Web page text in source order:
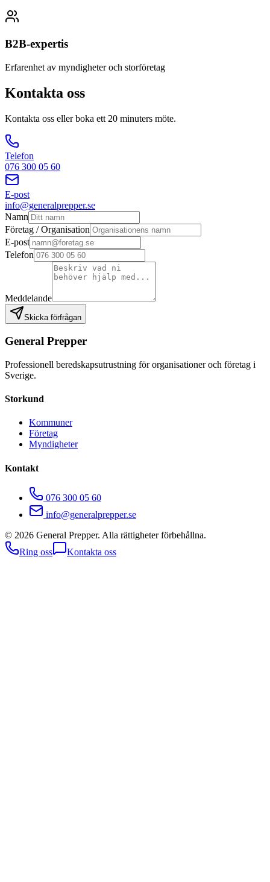
B2B-expertis
Erfarenhet av myndigheter och storföretag
Kontakta oss
Kontakta oss eller boka ett 20 minuters möte.
Telefon
076 300 05 60
E-post
info@generalprepper.se
Namn
Företag / Organisation
E-post
Telefon
Meddelande
Skicka förfrågan
General Prepper
Professionell beredskapsutrustning för organisationer och företag i
Sverige.
Storkund
Kommuner
Företag
Myndigheter
Kontakt
076 300 05 60
info@generalprepper.se
© 2026 General Prepper. Alla rättigheter förbehållna.
Ring oss
Kontakta oss